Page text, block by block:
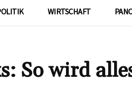
WIRTSCHAFT
So wird